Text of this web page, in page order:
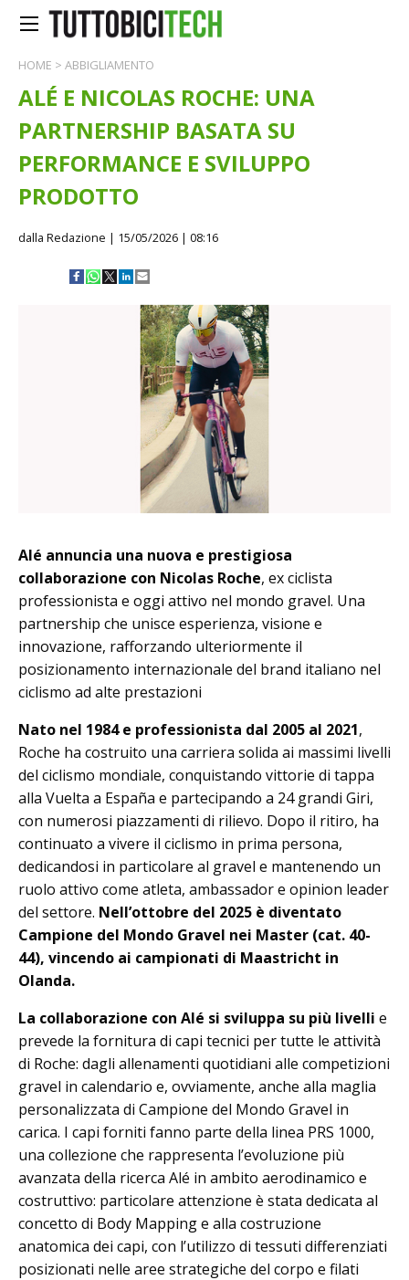
HOME > ABBIGLIAMENTO
ALÉ E NICOLAS ROCHE: UNA
PARTNERSHIP BASATA SU
PERFORMANCE E SVILUPPO
PRODOTTO
dalla Redazione | 15/05/2026 | 08:16
Alé annuncia una nuova e prestigiosa
collaborazione con Nicolas Roche, ex ciclista
professionista e oggi attivo nel mondo gravel. Una
partnership che unisce esperienza, visione e
innovazione, rafforzando ulteriormente il
posizionamento internazionale del brand italiano nel
ciclismo ad alte prestazioni
Nato nel 1984 e professionista dal 2005 al 2021,
Roche ha costruito una carriera solida ai massimi livelli
del ciclismo mondiale, conquistando vittorie di tappa
alla Vuelta a España e partecipando a 24 grandi Giri,
con numerosi piazzamenti di rilievo. Dopo il ritiro, ha
continuato a vivere il ciclismo in prima persona,
dedicandosi in particolare al gravel e mantenendo un
ruolo attivo come atleta, ambassador e opinion leader
del settore. Nell’ottobre del 2025 è diventato
Campione del Mondo Gravel nei Master (cat. 40-
44), vincendo ai campionati di Maastricht in
Olanda.
La collaborazione con Alé si sviluppa su più livelli e
prevede la fornitura di capi tecnici per tutte le attività
di Roche: dagli allenamenti quotidiani alle competizioni
gravel in calendario e, ovviamente, anche alla maglia
personalizzata di Campione del Mondo Gravel in
carica. I capi forniti fanno parte della linea PRS 1000,
una collezione che rappresenta l’evoluzione più
avanzata della ricerca Alé in ambito aerodinamico e
costruttivo: particolare attenzione è stata dedicata al
concetto di Body Mapping e alla costruzione
anatomica dei capi, con l’utilizzo di tessuti differenziati
posizionati nelle aree strategiche del corpo e filati